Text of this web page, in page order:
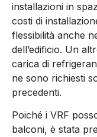
installazioni in
costi di
flessibilità anche
dell’edificio. Un
carica di
ne sono richiesti
precedenti.
Poiché i VRF
balconi, è stata